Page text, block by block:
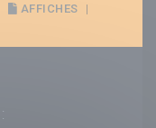
AFFICHES
|